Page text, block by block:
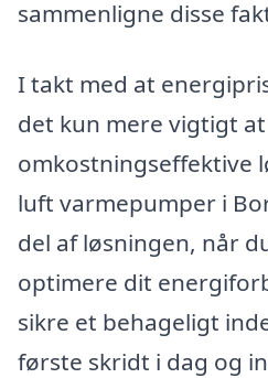
sammenligne disse
I takt med at
det kun mere vigtigt
omkostningseffektive
luft varmepumper i
del af løsningen, når
optimere dit
sikre et behageligt
første skridt i dag og